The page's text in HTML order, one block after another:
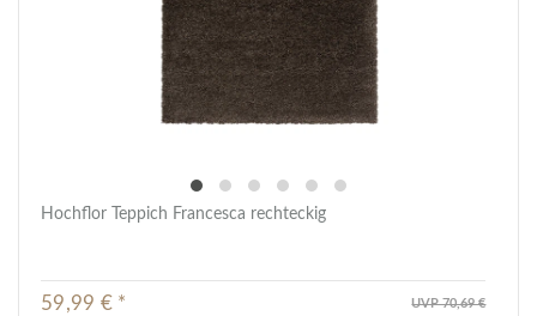
Hochflor Teppich Francesca rechteckig
UVP 70,69 €
59,99 € *